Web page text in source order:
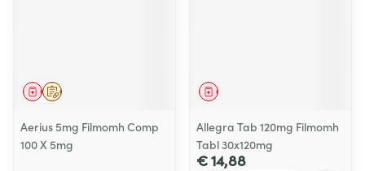
Op voorschrift
Geneesmiddel
Aerius 5mg Filmomh Comp
100 X 5mg
Geneesmiddel
Allegra Tab 120mg Filmomh
Tabl 30x120mg
€ 14,88